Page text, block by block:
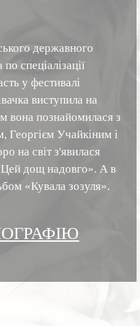
державного
спеціалізації
у фестивалі
виступила на
вона познайомилася з
Георгієм Учайкіним і
на світ з'явилася
дощ надовго». А в
«Кувала зозуля».